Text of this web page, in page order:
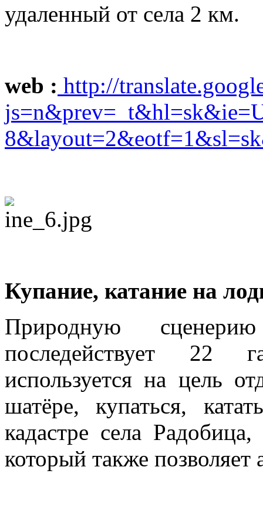
удаленный от села 2 км.
web : http://
Купание, катание на
Природную
последействует 22
используется на цель
шатёре, купаться,
кадастре села
который также позволяет